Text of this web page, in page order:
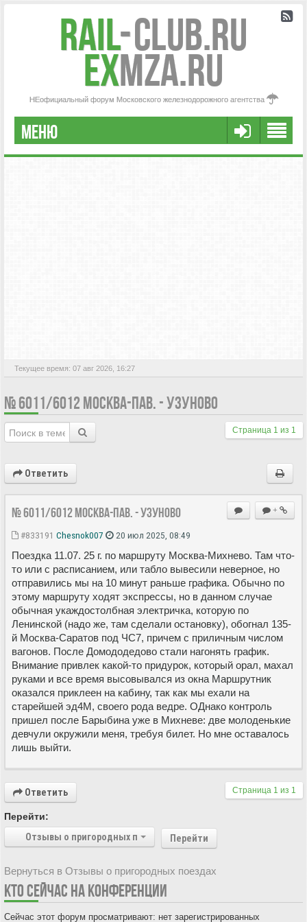
Rail-Club.RU
exMZA.RU
НЕофициальный форум Московского железнодорожного агентства
МЕНЮ
РЕГИСТРАЦИЯ
Текущее время: 07 авг 2026, 16:27
№ 6011/6012 МОСКВА-ПАВ. - УЗУНОВО
Страница 1 из 1
Ответить
+
№ 6011/6012 Москва-пав. - Узуново
#833191 Chesnok007 20 июл 2025, 08:49
Поездка 11.07. 25 г. по маршруту Москва-Михнево. Там что-
то или с расписанием, или табло вывесили неверное, но
отправились мы на 10 минут раньше графика. Обычно по
этому маршруту ходят экспрессы, но в данном случае
обычная укаждостолбная электричка, которую по
Ленинской (надо же, там сделали остановку), обогнал 135-
й Москва-Саратов под ЧС7, причем с приличным числом
вагонов. После Домододедово стали нагонять график.
Внимание привлек какой-то придурок, который орал, махал
руками и все время высовывался из окна Маршрутник
оказался приклеен на кабину, так как мы ехали на
старейшей эд4М, своего рода ведре. ОДнако контроль
пришел после Барыбина уже в Михневе: две молоденькие
девчули окружили меня, требуя билет. Но мне оставалось
лишь выйти.
Ответить Страница 1 из 1
Перейти:
Отзывы о пригородных поездах
Перейти
Вернуться в Отзывы о пригородных поездах
КТО СЕЙЧАС НА КОНФЕРЕНЦИИ
Сейчас этот форум просматривают: нет зарегистрированных